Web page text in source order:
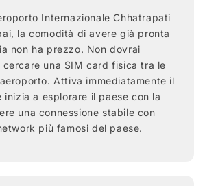
Internazionale Chhatrapati
la comodità di avere già pronta
non ha prezzo. Non dovrai
una SIM card fisica tra le
Attiva immediatamente il
a esplorare il paese con la
una connessione stabile con
più famosi del paese.